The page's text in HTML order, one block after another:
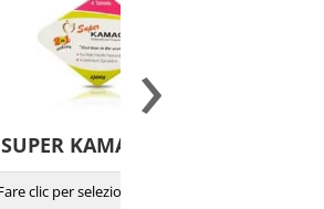
SUPER KAMAGRA pillole
›